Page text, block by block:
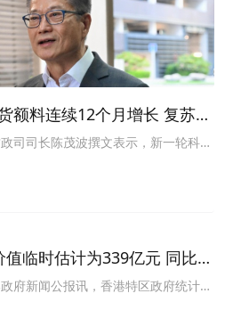
额料连续12个月增长 复苏势
司司长陈茂波撰文表示，新一轮科技
主要动力之一。在人工智能相关电子
商品出口货值按年升幅进一步加快
临时估计为339亿元 同比上
府新闻公报讯，香港特区政府统计处